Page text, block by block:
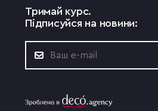
Тримай курс.
Підписуйся на новини: